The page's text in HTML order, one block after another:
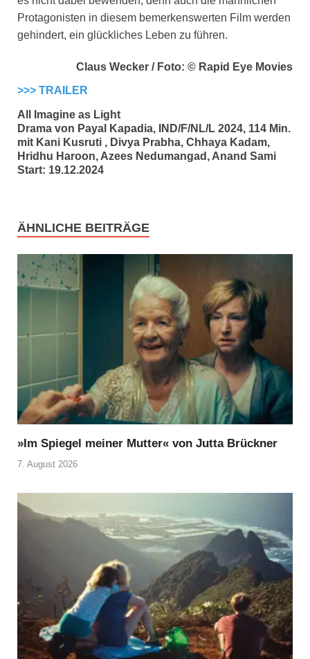
Protagonisten in diesem bemerkenswerten Film werden
gehindert, ein glückliches Leben zu führen.
Claus Wecker / Foto: © Rapid Eye Movies
>>> TRAILER
All Imagine as Light
Drama von Payal Kapadia, IND/F/NL/L 2024, 114 Min.
mit Kani Kusruti , Divya Prabha, Chhaya Kadam,
Hridhu Haroon, Azees Nedumangad, Anand Sami
Start: 19.12.2024
ÄHNLICHE BEITRÄGE
»Im Spiegel meiner Mutter« von Jutta Brückner
7. August 2026